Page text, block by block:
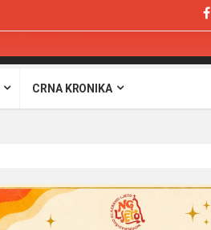
CRNA KRONIKA